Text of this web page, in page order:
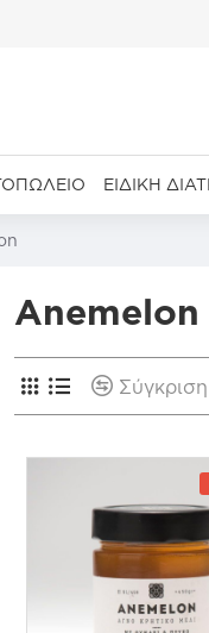
ΕΙΔΙΚΉ
Anemelon